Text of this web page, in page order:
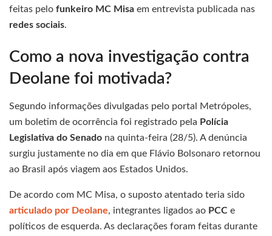
feitas pelo funkeiro MC Misa em entrevista publicada nas
redes sociais.
Como a nova investigação contra
Deolane foi motivada?
Segundo informações divulgadas pelo portal Metrópoles,
um boletim de ocorrência foi registrado pela Polícia
Legislativa do Senado na quinta-feira (28/5). A denúncia
surgiu justamente no dia em que Flávio Bolsonaro retornou
ao Brasil após viagem aos Estados Unidos.
De acordo com MC Misa, o suposto atentado teria sido
articulado por Deolane, integrantes ligados ao PCC e
políticos de esquerda. As declarações foram feitas durante